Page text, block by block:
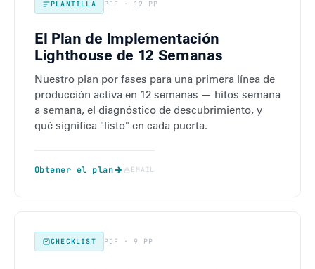
PLANTILLA PDF · 12 PP
El Plan de Implementación
Lighthouse de 12 Semanas
Nuestro plan por fases para una primera línea de
producción activa en 12 semanas — hitos semana
a semana, el diagnóstico de descubrimiento, y
qué significa "listo" en cada puerta.
Obtener el plan EMAIL
CHECKLIST PDF · 9 PP